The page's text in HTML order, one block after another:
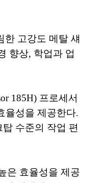
한 고강도 메탈 섀
향상, 학업과 업
185H) 프로세서
율성을 제공한다.
수준의 작업 편
은 효율성을 제공